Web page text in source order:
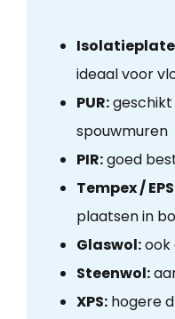
ideaal voor
PUR:geschikt
spouwmuren
PIR:goed
Tempex /
plaatsen in
Glaswol:ook
Steenwol:
XPS:hogere